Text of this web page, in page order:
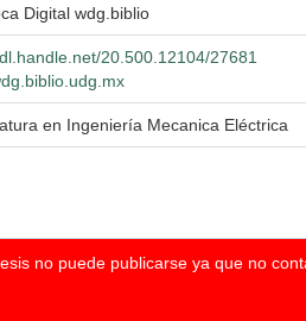
Digital wdg.biblio
20.500.12104/27681
en Ingeniería Mecanica Eléctrica
no puede publicarse ya que no